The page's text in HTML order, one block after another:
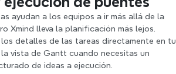
ayudan a los equipos a ir más allá de la
Xmind lleva la planificación más lejos.
detalles de las tareas directamente en tu
vista de Gantt cuando necesitas un
de ideas a ejecución.